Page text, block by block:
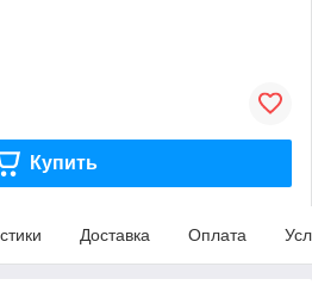
Купить
Доставка Оплата